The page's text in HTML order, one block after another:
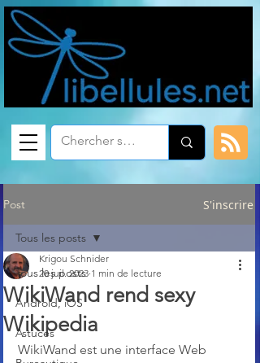
Post S'inscrire
Tous les posts
Android, iOS
Astuces
Tous les posts
WikiWand rend sexy
Wikipedia
Krigou Schnider
20 juil. 2023 1 min de lecture
WikiWand est une interface Web